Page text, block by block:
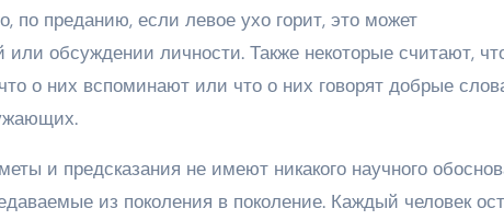
по преданию, если левое ухо горит, это может
или обсуждении личности. Также некоторые считают,
о них вспоминают или что о них говорят добрые
и предсказания не имеют никакого научного
из поколения в поколение. Каждый человек